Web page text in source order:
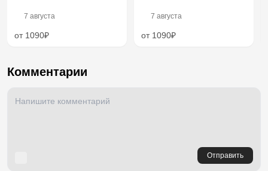
7 августа
от 1090₽
7 августа
от 1090₽
Комментарии
Отправить